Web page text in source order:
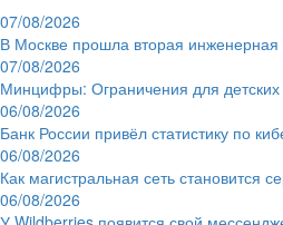
07/08/2026
В Москве прошла вторая
07/08/2026
Минцифры: Ограничения для
06/08/2026
Банк России привёл статистику по
06/08/2026
Как магистральная сеть становится
06/08/2026